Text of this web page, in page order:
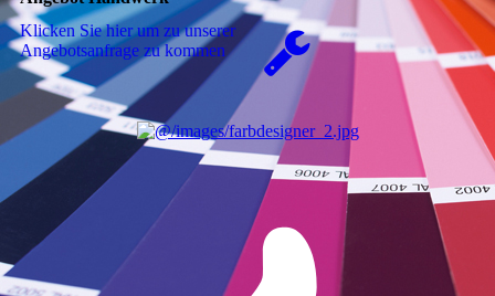
Klicken Sie hier um zu unserer
An­ge­bots­an­fra­ge zu kommen